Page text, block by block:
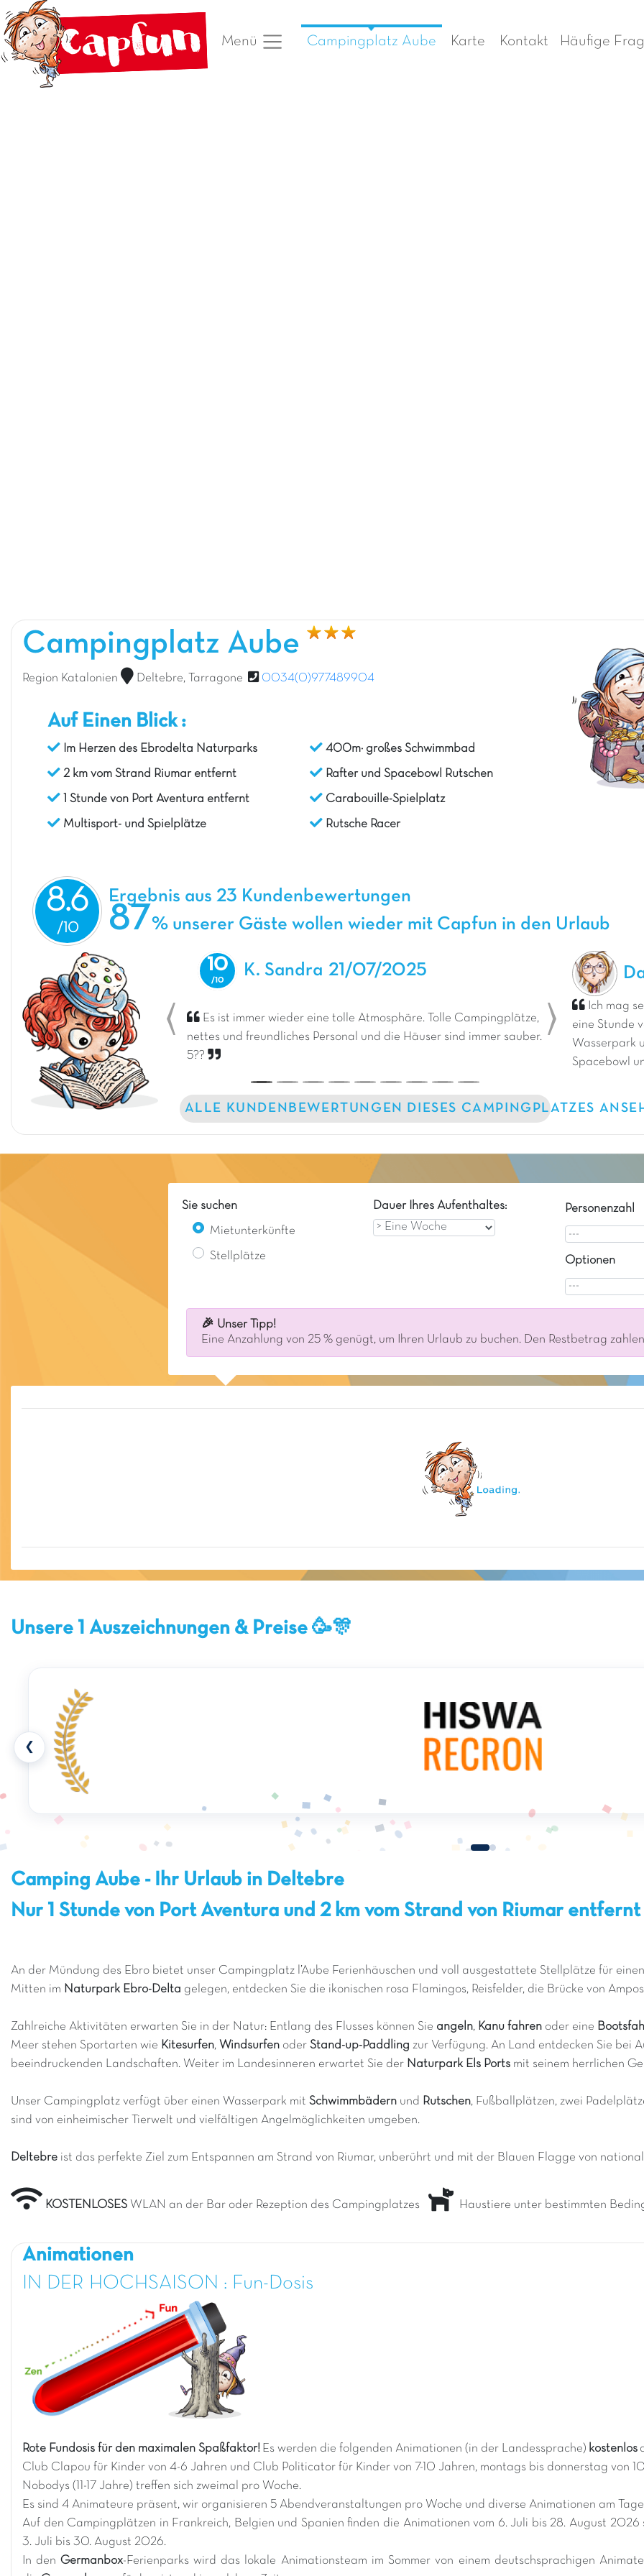
Menü Campingplatz Aube Karte Kontakt Häufige
Campingplatz Aube
Region Katalonien Deltebre, Tarragone 0034(0)977489904
Auf Einen Blick :
Im Herzen des Ebrodelta Naturparks
2 km vom Strand Riumar entfernt
1 Stunde von Port Aventura entfernt
Multisport- und Spielplätze
400m² großes Schwimmbad
Rafter und Spacebowl Rutschen
Carabouille-Spielplatz
Rutsche Racer
8.6 Ergebnis aus 23 Kundenbewertungen
87% unserer Gäste wollen wieder mit Capfun in den Urlaub
10 K. Sandra 21/07/2025
Es ist immer wieder eine tolle Atmosphäre. Tolle Campingplätze,
nettes und freundliches Personal und die Häuser sind immer sauber.
5??
Previous Next
ALLE KUNDENBEWERTUNGEN DIESES CAMPINGPLATZES
Ich mag
eine Stunde
Wasserpark
Spacebowl
Sie suchen
Mietunterkünfte
Stellplätze
Dauer Ihres Aufenthaltes: Personenzahl
Optionen
🎉 Unser Tipp!
Eine Anzahlung von 25 % genügt, um Ihren Urlaub zu buchen. Den Restbetrag
Unsere 1 Auszeichnungen & Preise 🥳🎊
❮
Camping Aube - Ihr Urlaub in Deltebre
Nur 1 Stunde von Port Aventura und 2 km vom Strand von Riumar entfernt
An der Mündung des Ebro bietet unser Campingplatz l’Aube Ferienhäuschen und voll ausgestattete Stellplätze für
Mitten im Naturpark Ebro-Delta gelegen, entdecken Sie die ikonischen rosa Flamingos, Reisfelder, die Brücke von
Zahlreiche Aktivitäten erwarten Sie in der Natur: Entlang des Flusses können Sie angeln, Kanu fahren oder eine
Meer stehen Sportarten wie Kitesurfen, Windsurfen oder Stand-up-Paddling zur Verfügung. An Land entdecken Sie bei
beeindruckenden Landschaften. Weiter im Landesinneren erwartet Sie der Naturpark Els Ports mit seinem herrlichen
Unser Campingplatz verfügt über einen Wasserpark mit Schwimmbädern und Rutschen, Fußballplätzen, zwei
sind von einheimischer Tierwelt und vielfältigen Angelmöglichkeiten umgeben.
Deltebre ist das perfekte Ziel zum Entspannen am Strand von Riumar, unberührt und mit der Blauen Flagge von
KOSTENLOSES WLAN an der Bar oder Rezeption des Campingplatzes Haustiere unter bestimmten
Animationen
IN DER HOCHSAISON : Fun-Dosis
Rote Fundosis für den maximalen Spaßfaktor! Es werden die folgenden Animationen (in der Landessprache) kostenlos
Club Clapou für Kinder von 4-6 Jahren und Club Politicator für Kinder von 7-10 Jahren, montags bis donnerstag von
Nobodys (11-17 Jahre) treffen sich zweimal pro Woche.
Es sind 4 Animateure präsent, wir organisieren 5 Abendveranstaltungen pro Woche und diverse Animationen am
Auf den Campingplätzen in Frankreich, Belgien und Spanien finden die Animationen vom 6. Juli bis 28. August
3. Juli bis 30. August 2026.
In den Germanbox-Ferienparks wird das lokale Animationsteam im Sommer von einem deutschsprachigen